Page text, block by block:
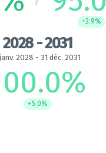
+2.9%
2028 - 2031
2028 - 31 déc. 2031
%
+5.0%